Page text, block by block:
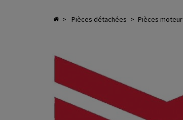
> pièces détachées > pièces moteur